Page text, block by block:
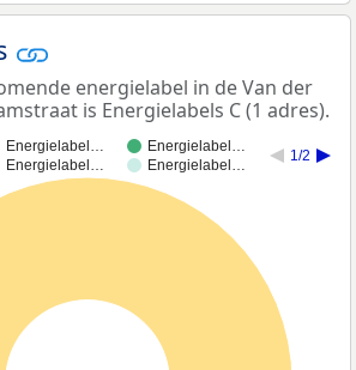
energielabel in de Van der
is Energielabels C (1 adres).
Energielabel…
Energielabel…
Energielabel… Energielabel…
1/2